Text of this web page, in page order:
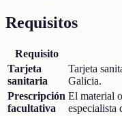
Requisitos
Requisito
Tarjeta
sanitaria
Tarjeta
Galicia.
Prescripción
facultativa
El material
especialista